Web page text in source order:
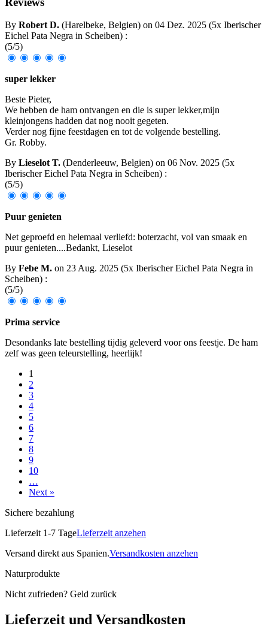
By Robert D. (Harelbeke, Belgien) on 04 Dez. 2025 (5x Iberischer
Eichel Pata Negra in Scheiben) :
(5/5)
super lekker
Beste Pieter,
We hebben de ham ontvangen en die is super lekker,mijn
kleinjongens hadden dat nog nooit gegeten.
Verder nog fijne feestdagen en tot de volgende bestelling.
Gr. Robby.
By Lieselot T. (Denderleeuw, Belgien) on 06 Nov. 2025 (5x
Iberischer Eichel Pata Negra in Scheiben) :
(5/5)
Puur genieten
Net geproefd en helemaal verliefd: boterzacht, vol van smaak en
puur genieten....Bedankt, Lieselot
By Febe M. on 23 Aug. 2025 (5x Iberischer Eichel Pata Negra in
Scheiben) :
(5/5)
Prima service
Desondanks late bestelling tijdig geleverd voor ons feestje. De ham
zelf was geen teleurstelling, heerlijk!
1
2
3
4
5
6
7
8
9
10
…
Next »
Sichere bezahlung
Lieferzeit 1-7 TageLieferzeit anzehen
Versand direkt aus Spanien.Versandkosten anzehen
Naturprodukte
Nicht zufrieden? Geld zurück
Lieferzeit und Versandkosten